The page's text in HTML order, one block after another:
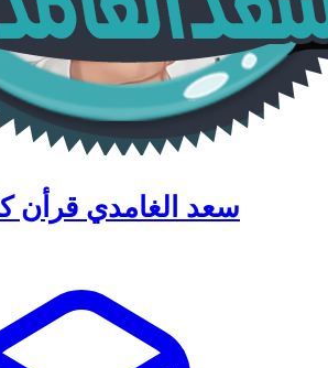
سعد الغامدي قرأن